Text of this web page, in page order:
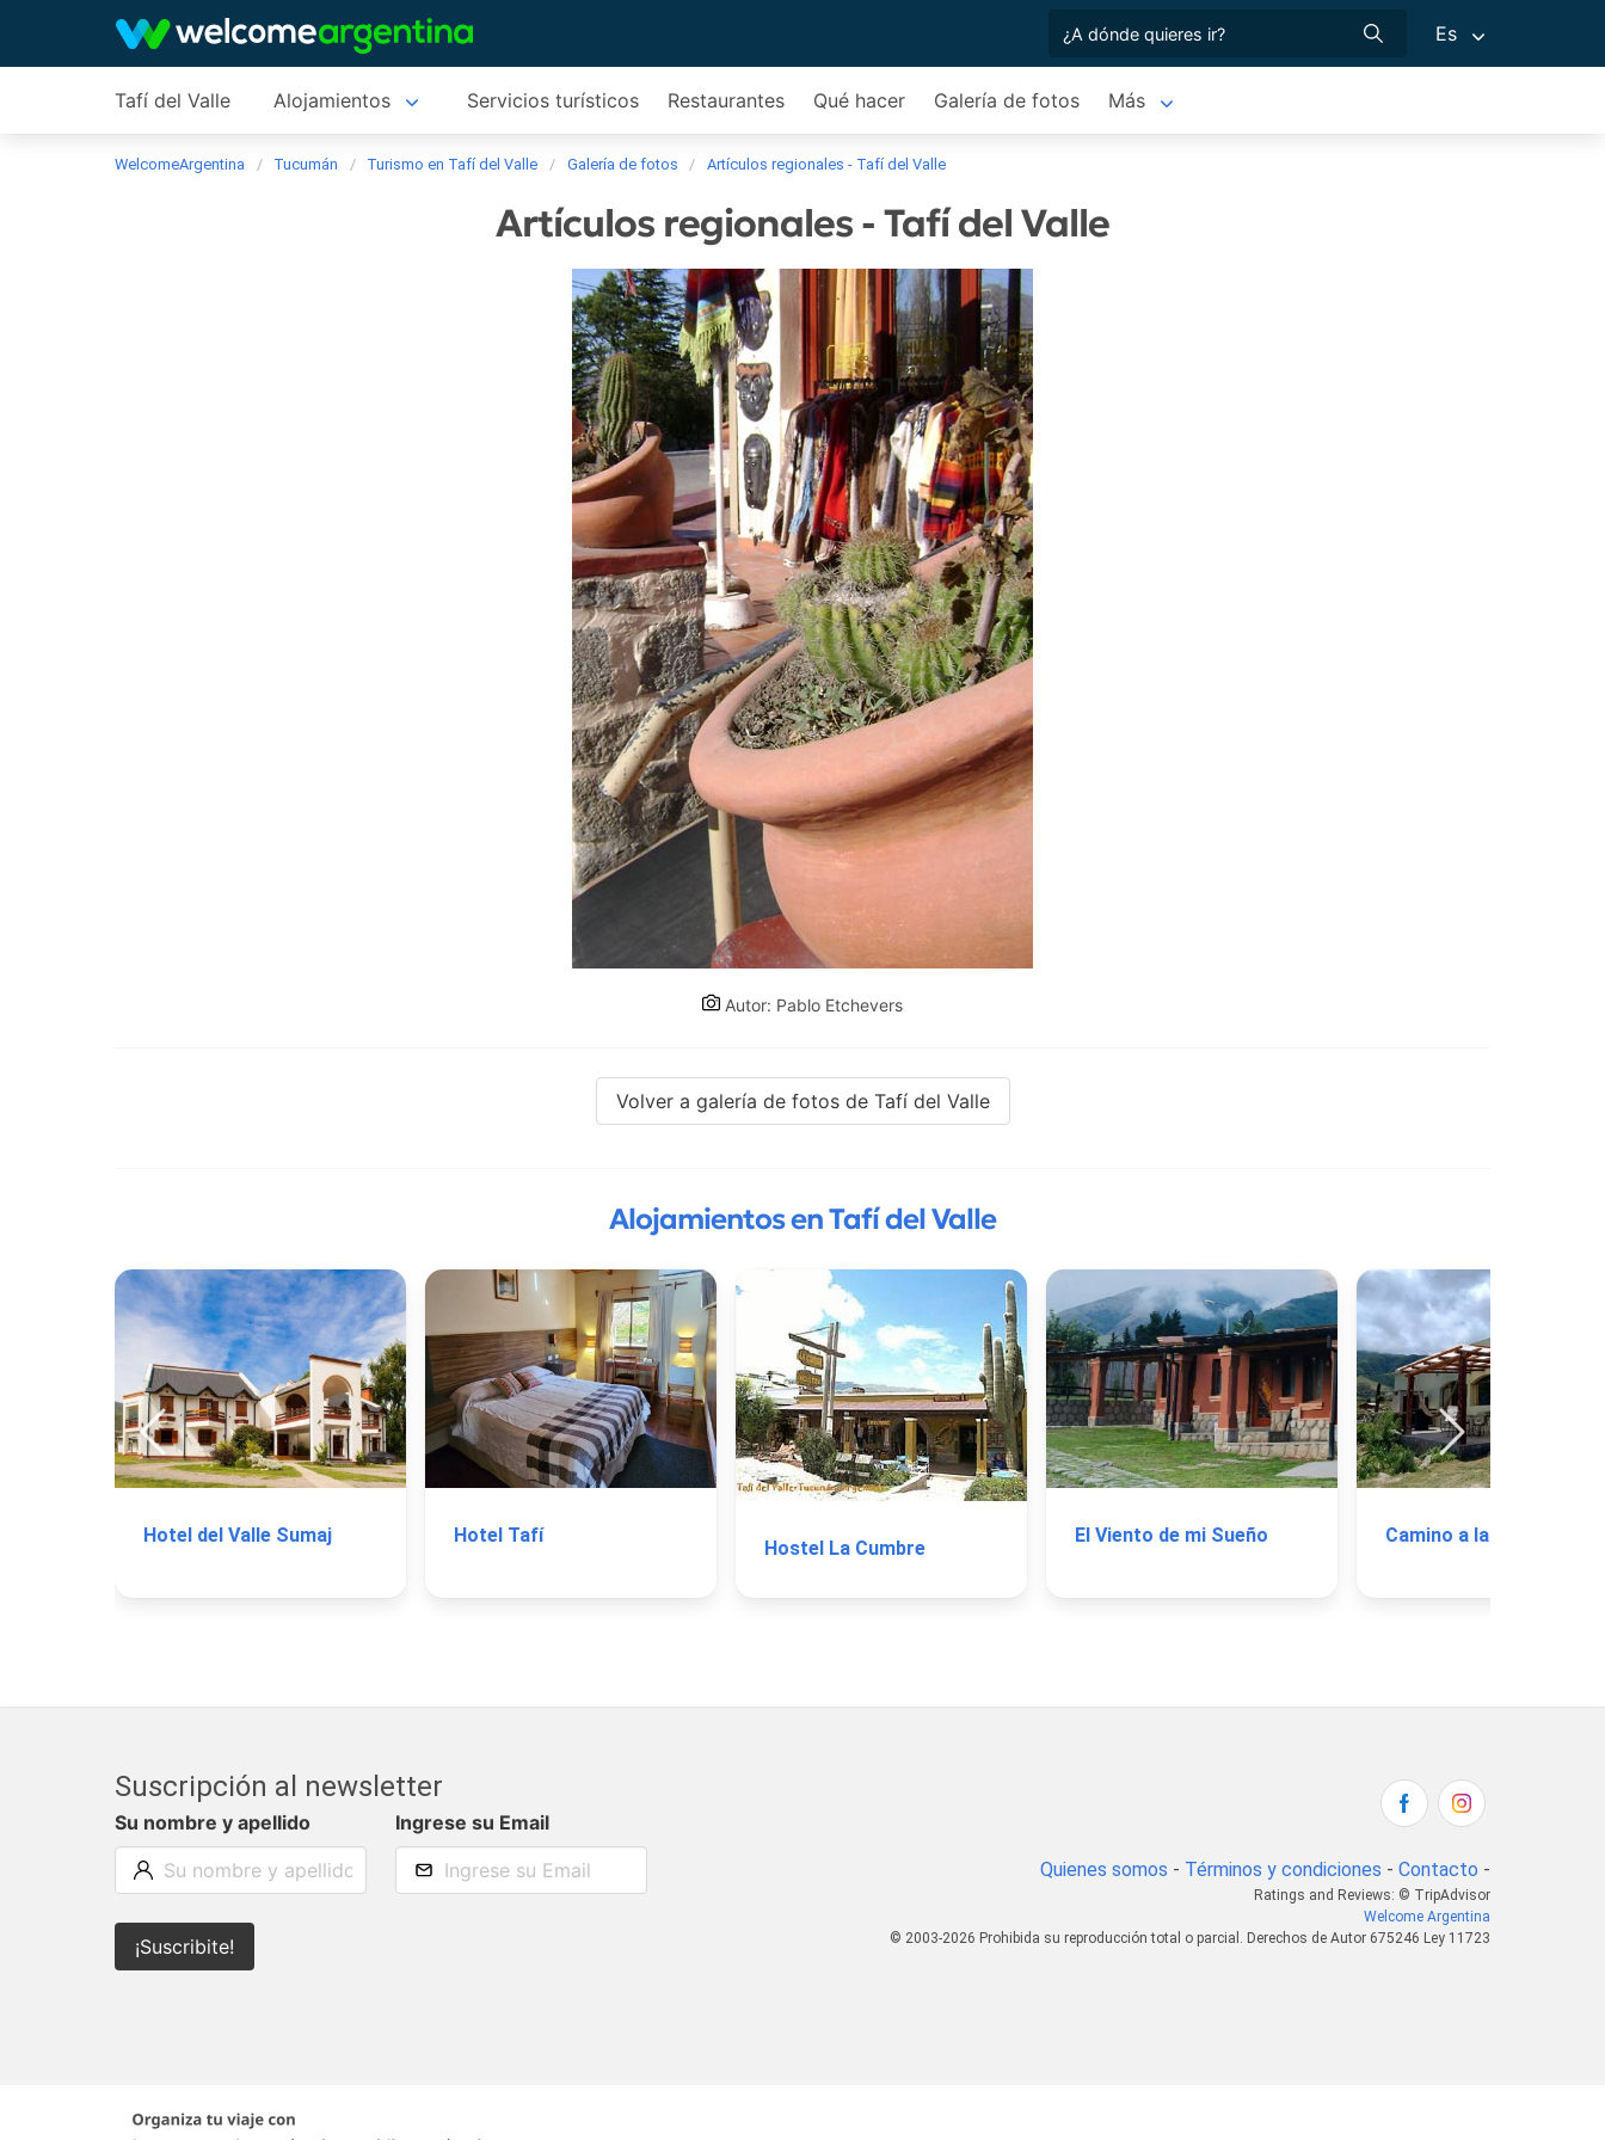
Es
Tafí del Valle Alojamientos Servicios turísticos Restaurantes Qué hacer Galería de fotos Más
WelcomeArgentina Tucumán Turismo en Tafí del Valle Galería de fotos Artículos regionales - Tafí del Valle
Artículos regionales - Tafí del Valle
Autor: Pablo Etchevers
Volver a galería de fotos de Tafí del Valle
Alojamientos en Tafí del Valle
Hotel del Valle Sumaj Hotel Tafí
Hostel La Cumbre
El Viento de mi Sueño
Suscripción al newsletter
Su nombre y apellido Ingrese su Email
¡Suscribite!
Quienes somos - Términos y condiciones - Contacto -
Ratings and Reviews: © TripAdvisor
Welcome Argentina
© 2003-2026 Prohibida su reproducción total o parcial. Derechos de Autor 675246 Ley 11723